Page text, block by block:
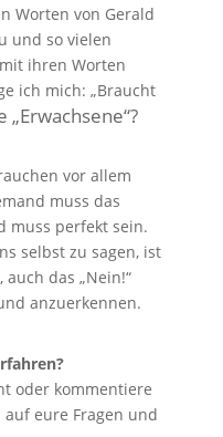
Worten von Gerald
und so vielen
ihren Worten
ich mich: „Braucht
„Erwachsene“?
vor allem
muss das
muss perfekt sein.
selbst zu sagen, ist
das „Nein!“
anzuerkennen.
oder kommentiere
eure Fragen und